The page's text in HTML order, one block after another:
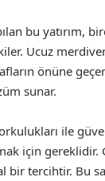
bu yatırım,
Ucuz merdiven
önüne
sunar.
ile
için
bir tercihtir. Bu